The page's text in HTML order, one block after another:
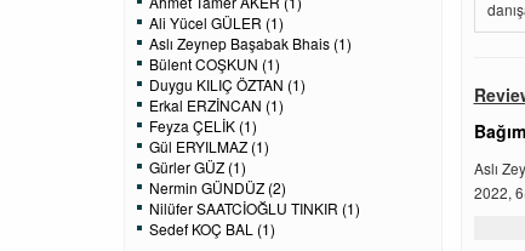
Ali Yücel GÜLER (1)
Aslı Zeynep Başabak Bhais (1)
Bülent COŞKUN (1)
Duygu KILIÇ ÖZTAN (1)
Erkal ERZİNCAN (1)
Feyza ÇELİK (1)
Gül ERYILMAZ (1)
Gürler GÜZ (1)
Nermin GÜNDÜZ (2)
Nilüfer SAATCİOĞLU TINKIR (1)
Sedef KOÇ BAL (1)
Aslı
2022,